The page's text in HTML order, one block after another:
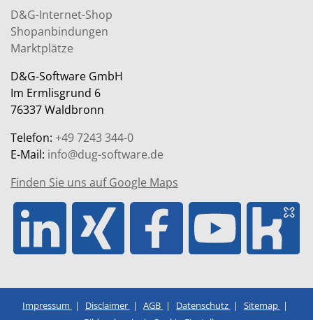
D&G-Internet-Shop
Shopanbindungen
Marktplätze
D&G-Software GmbH
Im Ermlisgrund 6
76337 Waldbronn
Telefon: +49 7243 344-0
E-Mail: info@dug-software.de
Finden Sie uns auf Google Maps
Impressum Disclaimer AGB Datenschutz
Sitemap